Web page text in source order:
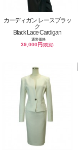
カーディガン レースブラッ
ク
Black Lace Cardigan
通常価格
39,000円(税別)